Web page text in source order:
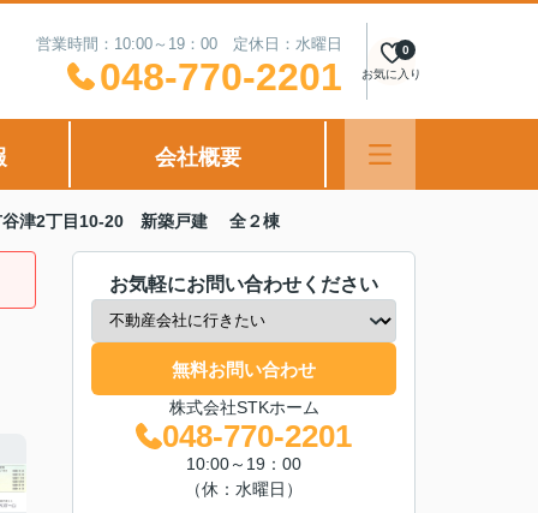
営業時間：10:00～19：00 定休日：水曜日
048-770-2201 お気に入り
0
会社概要
谷津2丁目10-20 新築戸建 全２棟
お気軽にお問い合わせください
無料お問い合わせ
株式会社STKホーム
048-770-2201
10:00～19：00
（休：水曜日）